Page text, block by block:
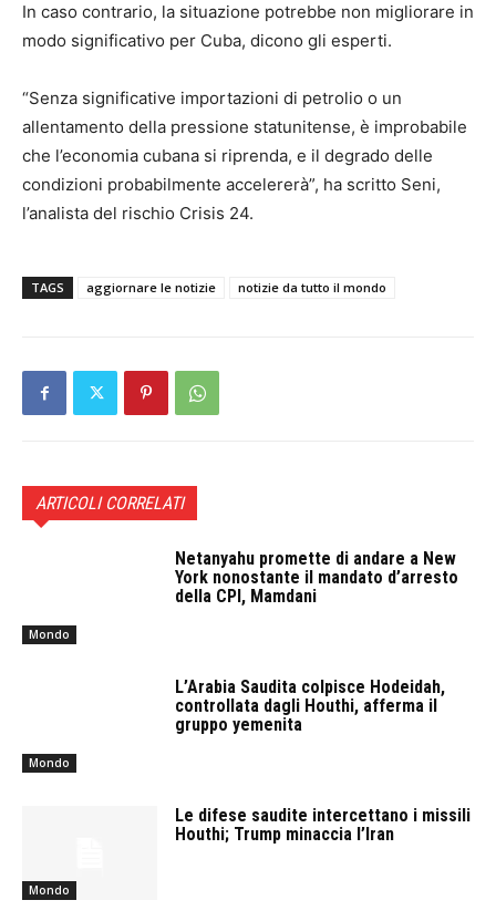
In caso contrario, la situazione potrebbe non migliorare in
modo significativo per Cuba, dicono gli esperti.
“Senza significative importazioni di petrolio o un
allentamento della pressione statunitense, è improbabile
che l’economia cubana si riprenda, e il degrado delle
condizioni probabilmente accelererà”, ha scritto Seni,
l’analista del rischio Crisis 24.
TAGS aggiornare le notizie notizie da tutto il mondo
ARTICOLI CORRELATI
Mondo
Netanyahu promette di andare a New
York nonostante il mandato d’arresto
della CPI, Mamdani
Mondo
L’Arabia Saudita colpisce Hodeidah,
controllata dagli Houthi, afferma il
gruppo yemenita
Mondo
Le difese saudite intercettano i missili
Houthi; Trump minaccia l’Iran